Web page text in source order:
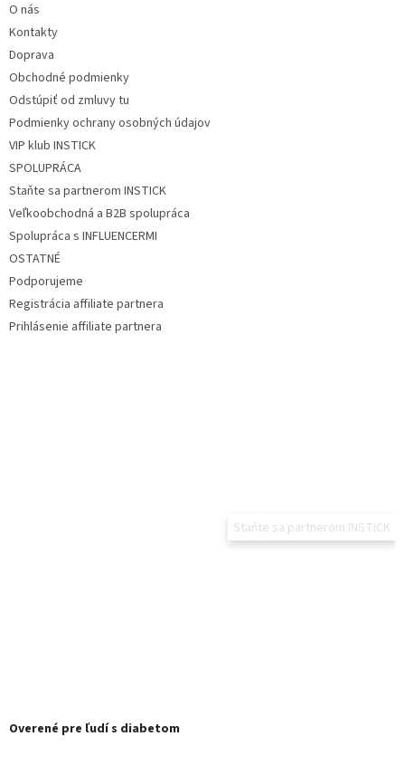
O nás
Kontakty
Doprava
Obchodné podmienky
Odstúpiť od zmluvy tu
Podmienky ochrany osobných údajov
VIP klub INSTICK
SPOLUPRÁCA
Staňte sa partnerom INSTICK
Veľkoobchodná a B2B spolupráca
Spolupráca s INFLUENCERMI
OSTATNÉ
Podporujeme
Registrácia affiliate partnera
Prihlásenie affiliate partnera
Staňte sa partnerom INSTICK
Overené pre ľudí s diabetom